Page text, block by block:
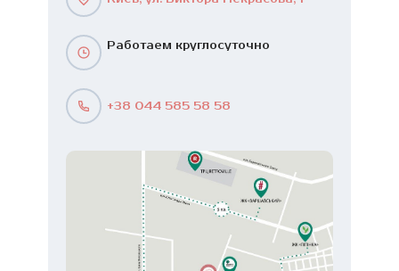
Работаем круглосуточно
+38 044 585 58 58